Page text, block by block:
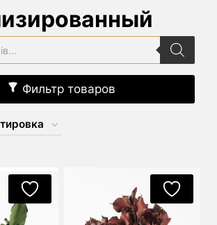
Фильтр товаров